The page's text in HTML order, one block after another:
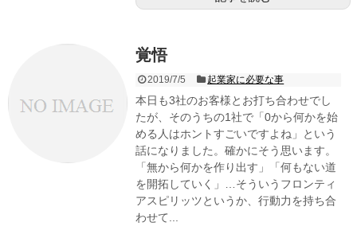
覚悟
2019/7/5 起業家に必要な事
本日も3社のお客様とお打ち合わせでし
たが、そのうちの1社で「0から何かを始
める人はホントすごいですよね」という
話になりました。確かにそう思います。
「無から何かを作り出す」「何もない道
を開拓していく」…そういうフロンティ
アスピリッツというか、行動力を持ち合
わせて...